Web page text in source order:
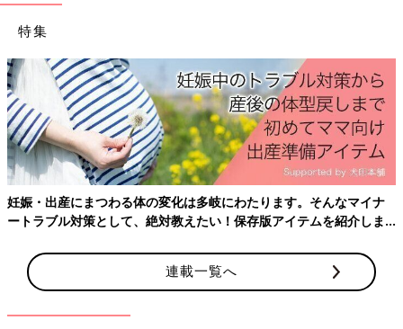
３位「翠」（主な読み「すい」）は昨年と同じく３位にランクイ
い」などの願いを込められる方が多いようです。
４位「芽依」（主な読み「めい」）は、昨年７位からランクアッ
プ。名づけの由来としては「明るくて元気で人に優しく、愛され
る子に育ちますように」「芽が出るように、未来の可能性を感じ
させる人になりますように」などの声が寄せられました。
1位 凛／りん（昨年2位↑）
2位 陽葵／ひまり（昨年1位↓）
3位 翠／すい（昨年3位→）
4位 芽依／めい（昨年7位↑）
5位 紬/つむぎ（昨年4位↓）
6位 葵／あおい（昨年8位↑）
特集
妊娠・出産にまつわる体の変化は多岐にわたります。そんなマイナ
ートラブル対策として、絶対教えたい！保存版アイテムを紹介しま
連載一覧へ